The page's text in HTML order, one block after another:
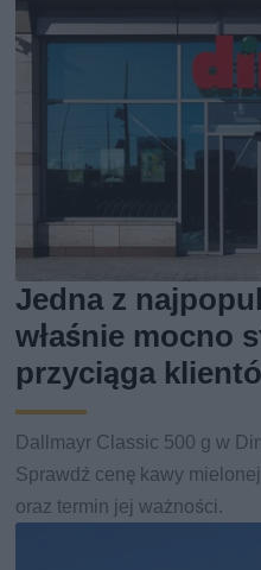
Jedna z
właśnie mocno
przyciąga
Dallmayr Classic 500 g w
Sprawdź cenę kawy
oraz termin jej ważności.